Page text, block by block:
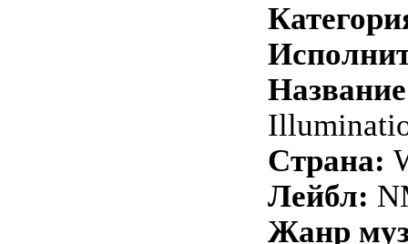
Страна:
Лейбл:
Жанр